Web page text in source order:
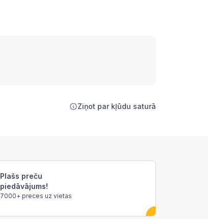
Ziņot par kļūdu saturā
Plašs preču
piedāvājums!
7000+ preces uz vietas